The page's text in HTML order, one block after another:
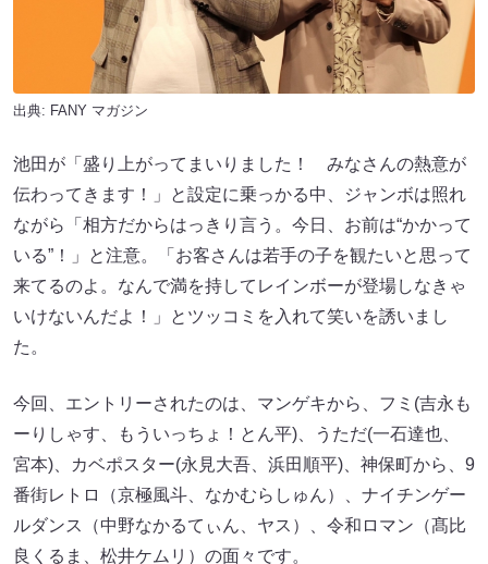
出典: FANY マガジン
池田が「盛り上がってまいりました！ みなさんの熱意が
伝わってきます！」と設定に乗っかる中、ジャンボは照れ
ながら「相方だからはっきり言う。今日、お前は“かかって
いる”！」と注意。「お客さんは若手の子を観たいと思って
来てるのよ。なんで満を持してレインボーが登場しなきゃ
いけないんだよ！」とツッコミを入れて笑いを誘いまし
た。
今回、エントリーされたのは、マンゲキから、フミ(吉永も
ーりしゃす、もういっちょ！とん平)、うただ(一石達也、
宮本)、カベポスター(永見大吾、浜田順平)、神保町から、9
番街レトロ（京極風斗、なかむらしゅん）、ナイチンゲー
ルダンス（中野なかるてぃん、ヤス）、令和ロマン（髙比
良くるま、松井ケムリ）の面々です。